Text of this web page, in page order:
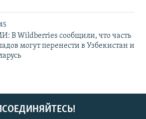
В Wildberries сообщили, что часть
могут перенести в Узбекистан и